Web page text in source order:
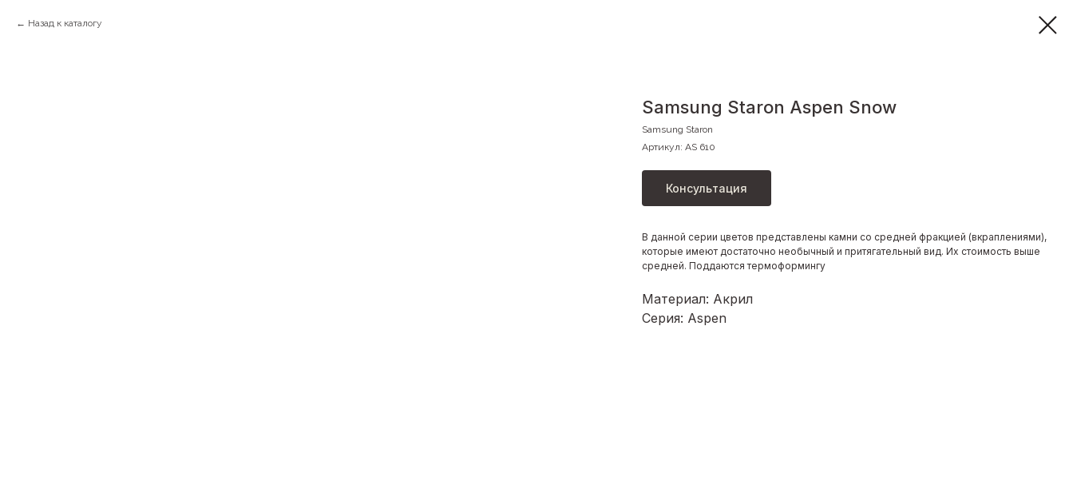
Назад к каталогу
Samsung Staron Aspen Snow
Samsung Staron
Артикул: AS 610
Консультация
В данной серии цветов представлены камни со средней фракцией (вкраплениями),
которые имеют достаточно необычный и притягательный вид. Их стоимость выше
средней. Поддаются термоформингу
Материал: Акрил
Серия: Aspen